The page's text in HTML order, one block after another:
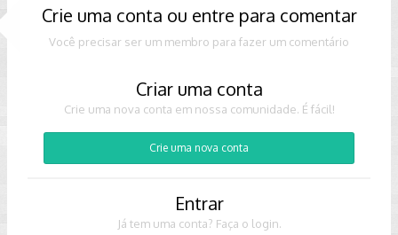
Crie uma conta ou entre para comentar
Você precisar ser um membro para fazer um comentário
Criar uma conta
Crie uma nova conta em nossa comunidade. É fácil!
Crie uma nova conta
Entrar
Já tem uma conta? Faça o login.